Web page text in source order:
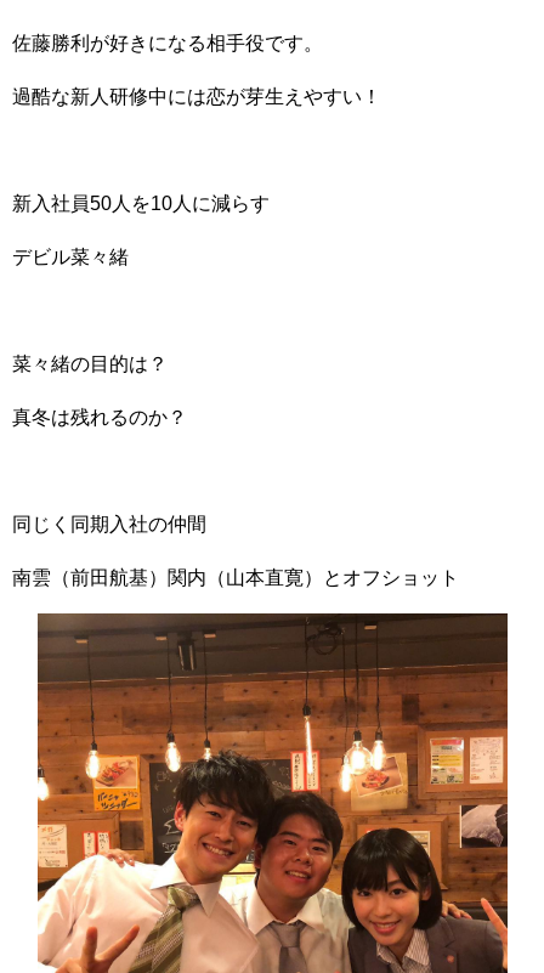
佐藤勝利が好きになる相手役です。
過酷な新人研修中には恋が芽生えやすい！
新入社員50人を10人に減らす
デビル菜々緒
菜々緒の目的は？
真冬は残れるのか？
同じく同期入社の仲間
南雲（前田航基）関内（山本直寛）とオフショット